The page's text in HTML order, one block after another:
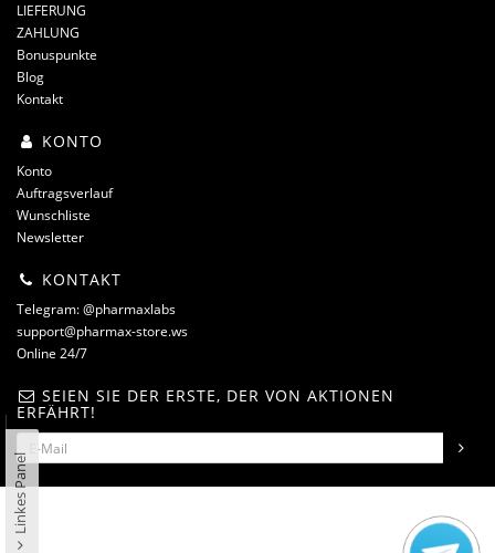
LIEFERUNG
ZAHLUNG
Bonuspunkte
Blog
Kontakt
KONTO
Konto
Auftragsverlauf
Wunschliste
Newsletter
KONTAKT
Telegram: @pharmaxlabs
support@pharmax-store.ws
Online 24/7
SEIEN SIE DER ERSTE, DER VON AKTIONEN
ERFÄHRT!
Linkes Panel